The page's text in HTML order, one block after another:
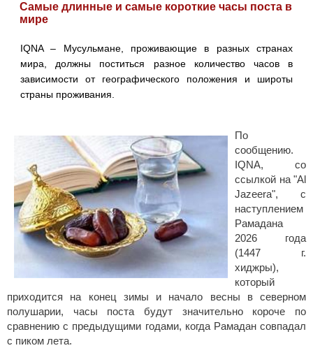
Самые длинные и самые короткие часы поста в
мире
IQNA – Мусульмане, проживающие в разных странах
мира, должны поститься разное количество часов в
зависимости от географического положения и широты
страны проживания.
По
сообщению.
IQNA, со
ссылкой на "Al
Jazeera", с
наступлением
Рамадана
2026 года
(1447 г.
хиджры),
который
приходится на конец зимы и начало весны в северном
полушарии, часы поста будут значительно короче по
сравнению с предыдущими годами, когда Рамадан совпадал
с пиком лета.